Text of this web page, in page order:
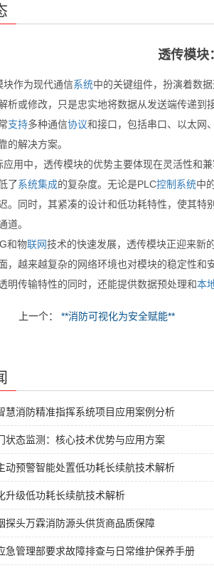
透传模块
块作为现代通信系统中的关键组件，扮演着数据
析或修改，只是忠实地将数据从发送端传递到
支持多种通信协议和接口，包括串口、以太网
的解决方案。
应用中，透传模块的优势主要体现在灵活性和
了系统集成的复杂度。无论是PLC控制 系统中
。同时，其紧凑的设计和低功耗特性，使其
道。
和物联网技术的快速发展，透传模块正迎来新
，越来越复杂的网络环境也对模块的稳定性
明传输特性的同时，还能提供数据预处理和本
上一个： **消防可视化为安全赋能**
慧消防精准指挥系统项目应用案例分析
状态监测：核心技术优势与应用方案
动预警智能处置低功耗长续航技术解析
升级低功耗长续航技术解析
探头万霖消防源头供货商品质保障
急管理部要求故障排查与日常维护保养手册